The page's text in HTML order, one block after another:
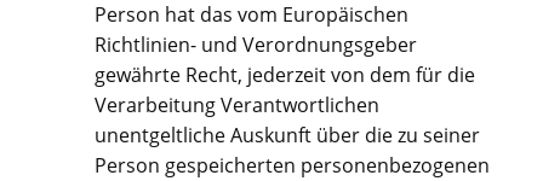
Person hat das vom Europäischen
Richtlinien- und Verordnungsgeber
gewährte Recht, jederzeit von dem für die
Verarbeitung Verantwortlichen
unentgeltliche Auskunft über die zu seiner
Person gespeicherten personenbezogenen